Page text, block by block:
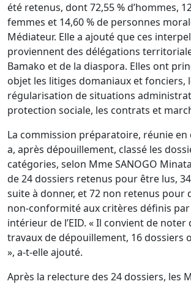
été retenus, dont 72,55 % d’hommes,
femmes et 14,60 % de personnes
Médiateur. Elle a ajouté que ces
proviennent des délégations
Bamako et de la diaspora. Elles ont
objet les litiges domaniaux et fonciers,
régularisation de situations
protection sociale, les contrats et
La commission préparatoire, réunie en
a, après dépouillement, classé les
catégories, selon Mme SANOGO
de 24 dossiers retenus pour être lus,
suite à donner, et 72 non retenus pour
non-conformité aux critères définis
intérieur de l’EID. « Il convient de
travaux de dépouillement, 16 dossiers
», a-t-elle ajouté.
Après la relecture des 24 dossiers, les